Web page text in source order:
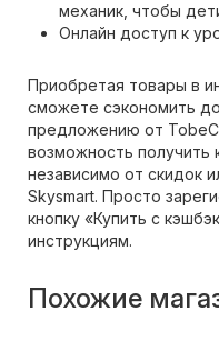
механик, чтобы
Онлайн доступ к
Приобретая товары в
сможете сэкономить
предложению от
возможность получить
независимо от скидок
Skysmart. Просто
кнопку «Купить с
инструкциям.
Похожие